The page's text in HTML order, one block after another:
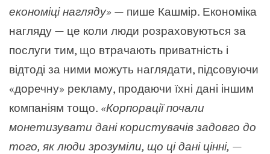
економіці нагляду» — пише Кашмір. Економіка
нагляду — це коли люди розраховуються за
послуги тим, що втрачають приватність і
відтоді за ними можуть наглядати, підсовуючи
«доречну» рекламу, продаючи їхні дані іншим
компаніям тощо. «Корпорації почали
монетизувати дані користувачів задовго до
того, як люди зрозуміли, що ці дані цінні, —